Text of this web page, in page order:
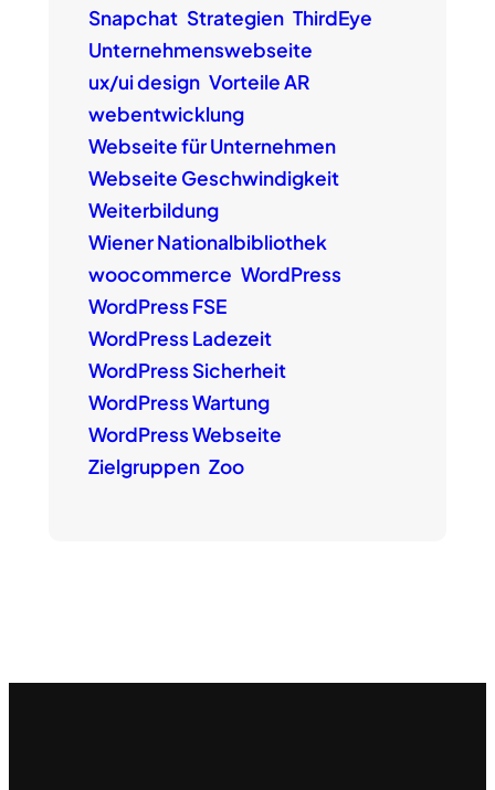
Snapchat Strategien ThirdEye
Unternehmenswebseite
ux/ui design Vorteile AR
webentwicklung
Webseite für Unternehmen
Webseite Geschwindigkeit
Weiterbildung
Wiener Nationalbibliothek
woocommerce WordPress
WordPress FSE
WordPress Ladezeit
WordPress Sicherheit
WordPress Wartung
WordPress Webseite
Zielgruppen Zoo